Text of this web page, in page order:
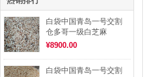
白袋中国青岛一号交割
仓多哥一级白芝麻
¥8900.00
白袋中国青岛一号交割